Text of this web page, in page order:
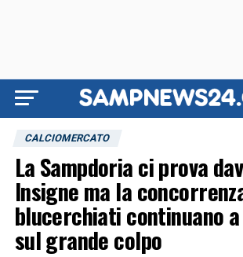
CALCIOMERCATO
La Sampdoria ci prova
Insigne ma la
blucerchiati continuano
sul grande colpo